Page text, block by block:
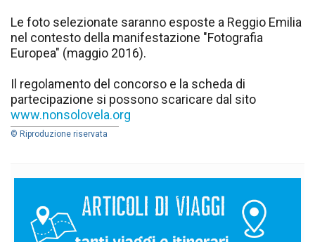
Le foto selezionate saranno esposte a Reggio Emilia
nel contesto della manifestazione "Fotografia
Europea" (maggio 2016).
Il regolamento del concorso e la scheda di
partecipazione si possono scaricare dal sito
www.nonsolovela.org
© Riproduzione riservata